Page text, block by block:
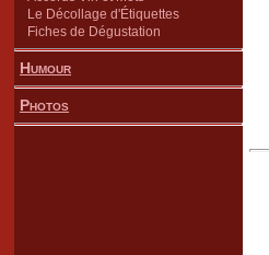
Le Décollage d'Étiquettes
Fiches de Dégustation
Humour
Photos